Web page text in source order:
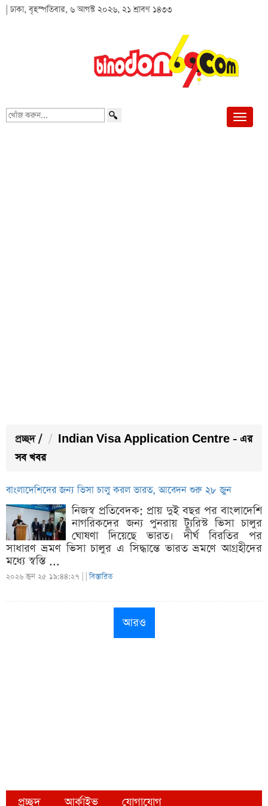
| ঢাকা, বৃহস্পতিবার, ৬ আগস্ট ২০২৬, ২১ শ্রাবণ ১৪৩৩
খোঁজ
প্রচ্ছদ /
Indian Visa Application Centre - এর
সব খবর
বাংলাদেশিদের জন্য ভিসা চালু করল ভারত, আবেদন শুরু ২৮ জুন
নিজস্ব প্রতিবেদক: প্রায় দুই বছর পর বাংলাদেশি
নাগরিকদের জন্য পুনরায় ট্যুরিস্ট ভিসা চালুর
ঘোষণা দিয়েছে ভারত। দীর্ঘ বিরতির পর
সাধারণ ভ্রমণ ভিসা চালুর এ সিদ্ধান্তে ভারত ভ্রমণে আগ্রহীদের
মধ্যে স্বস্তি ...
২০২৬ জুন ২৫ ১৯:৪৪:২৭ | |বিস্তারিত
আরও
প্রচ্ছদ আর্কাইভ যোগাযোগ